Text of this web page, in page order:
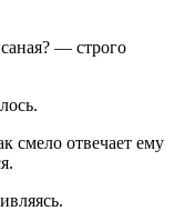
— строго
смело отвечает ему